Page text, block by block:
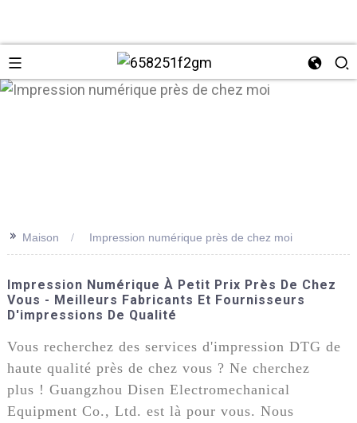
>> Maison Impression numérique près de chez moi
Impression Numérique À Petit Prix Près De Chez
Vous - Meilleurs Fabricants Et Fournisseurs
D'impressions De Qualité
Vous recherchez des services d'impression DTG de
haute qualité près de chez vous ? Ne cherchez
plus ! Guangzhou Disen Electromechanical
Equipment Co., Ltd. est là pour vous. Nous